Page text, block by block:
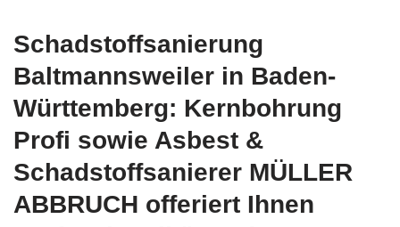
Schadstoffsanierung
Baltmannsweiler in Baden-
Württemberg: Kernbohrung
Profi sowie Asbest &
Schadstoffsanierer MÜLLER
ABBRUCH offeriert Ihnen